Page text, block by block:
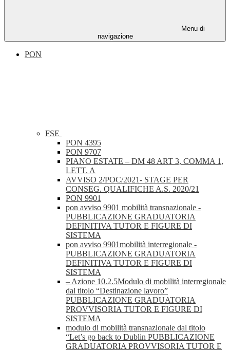
Menu di
navigazione
PON
FSE
PON 4395
PON 9707
PIANO ESTATE – DM 48 ART 3, COMMA 1,
LETT. A
AVVISO 2/POC/2021- STAGE PER
CONSEG. QUALIFICHE A.S. 2020/21
PON 9901
pon avviso 9901 mobilità transnazionale -
PUBBLICAZIONE GRADUATORIA
DEFINITIVA TUTOR E FIGURE DI
SISTEMA
pon avviso 9901mobilità interregionale -
PUBBLICAZIONE GRADUATORIA
DEFINITIVA TUTOR E FIGURE DI
SISTEMA
– Azione 10.2.5Modulo di mobilità interregionale
dal titolo “Destinazione lavoro”
PUBBLICAZIONE GRADUATORIA
PROVVISORIA TUTOR E FIGURE DI
SISTEMA
modulo di mobilità transnazionale dal titolo
“Let’s go back to Dublin PUBBLICAZIONE
GRADUATORIA PROVVISORIA TUTOR E